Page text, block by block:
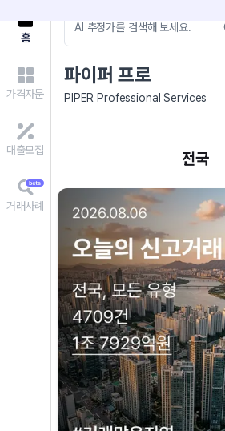
홈
가격자문
대출모집
거래사례
파이퍼 프로
PIPER Professional Services